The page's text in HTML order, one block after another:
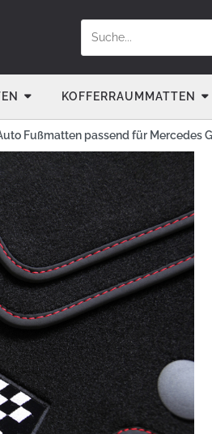
KOFFERRAUMMATTEN
Fußmatten passend für Mercedes